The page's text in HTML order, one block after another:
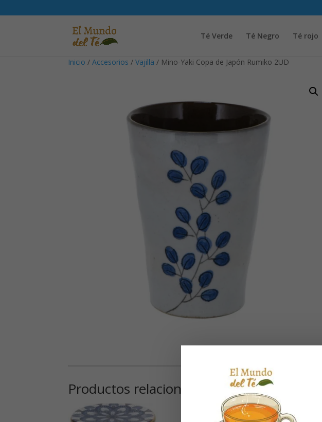
Té Verde Té Negro Té rojo
Inicio / Accesorios / Vajilla / Mino-Yaki Copa de Japón Rumiko 2UD
Productos relacionados